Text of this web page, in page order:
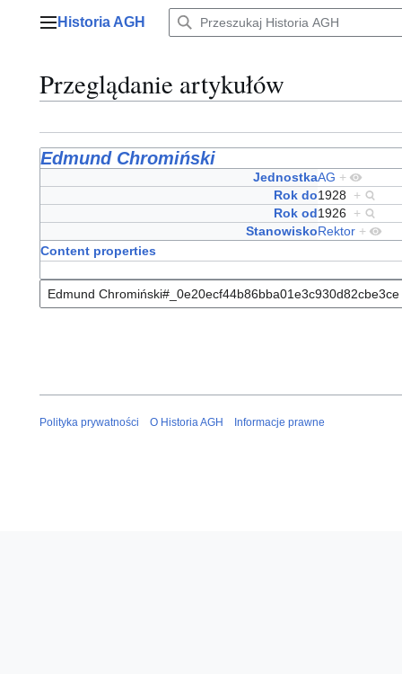
Menu główne
Historia AGH
Przeglądanie artykułów
Edmund Chromiński
JednostkaAG +
Rok do1928
+
Rok od1926
+
StanowiskoRektor +
Content properties
Polityka prywatności O Historia AGH Informacje prawne